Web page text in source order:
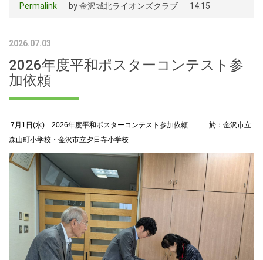
Permalink by 金沢城北ライオンズクラブ 14:15
2026.07.03
2026年度平和ポスターコンテスト参
加依頼
7月1日(水) 2026年度平和ポスターコンテスト参加依頼 於：金沢市立
森山町小学校・金沢市立夕日寺小学校